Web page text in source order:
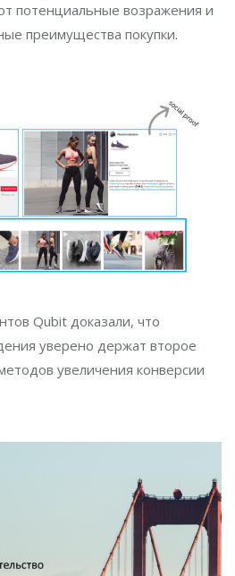
потенциальные возражения и
преимущества покупки.
Qubit доказали, что
уверено держат второе
увеличения конверсии